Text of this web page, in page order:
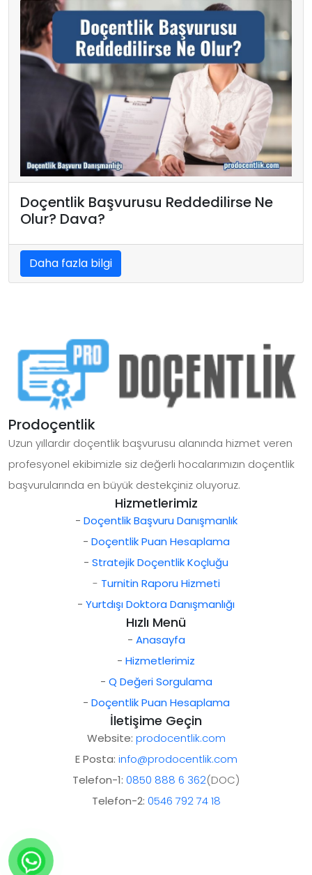
Doçentlik Başvurusu Reddedilirse Ne
Olur? Dava?
Daha fazla bilgi
Prodoçentlik
Uzun yıllardır doçentlik başvurusu alanında hizmet veren
profesyonel ekibimizle siz değerli hocalarımızın doçentlik
başvurularında en büyük destekçiniz oluyoruz.
Hizmetlerimiz
- Doçentlik Başvuru Danışmanlık
- Doçentlik Puan Hesaplama
- Stratejik Doçentlik Koçluğu
- Turnitin Raporu Hizmeti
- Yurtdışı Doktora Danışmanlığı
Hızlı Menü
- Anasayfa
- Hizmetlerimiz
- Q Değeri Sorgulama
- Doçentlik Puan Hesaplama
İletişime Geçin
Website: prodocentlik.com
E Posta: info@prodocentlik.com
Telefon-1: 0850 888 6 362(DOC)
Telefon-2: 0546 792 74 18